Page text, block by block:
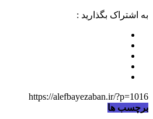
به اشتراک بگذارید :
https://alefbayezaban.ir/?p=1016
برچسب ها